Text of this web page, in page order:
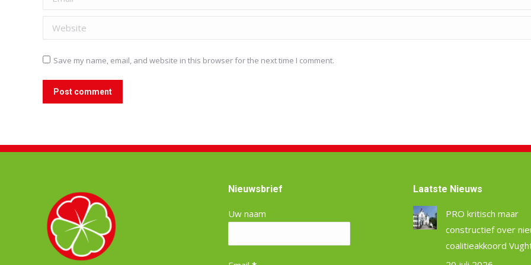
Website
Save my name, email, and website in this browser for the next time I comment.
Post comment
Nieuwsbrief
Uw naam
Laatste Nieuws
PRO kritisch maar
constructief over
coalitieakkoord